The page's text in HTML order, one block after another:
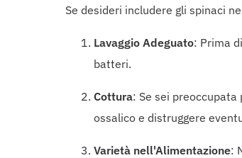
Se desideri includere gli spinaci
Lavaggio Adeguato: Prima
batteri.
Cottura: Se sei
ossalico e distruggere
Varietà nell'Alimentazione: